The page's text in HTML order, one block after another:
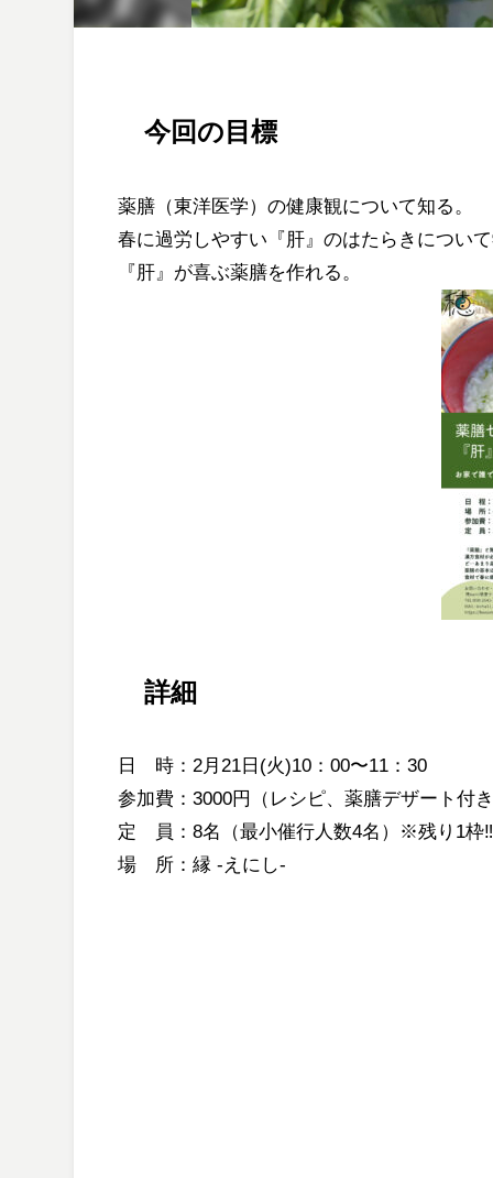
今回の目標
薬膳（東洋医学）の健康観について知る。
春に過労しやすい『肝』のはたらきについ
『肝』が喜ぶ薬膳を作れる。
詳細
日 時：2月21日(火)10：00〜11：30
参加費：3000円（レシピ、薬膳デザート付
定 員：8名（最小催行人数4名） ※残り1枠
場 所：縁-えにし-